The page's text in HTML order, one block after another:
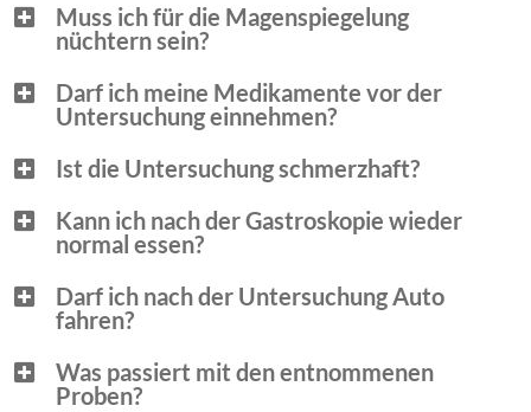
Muss ich für die Magenspiegelung
nüchtern sein?
Darf ich meine Medikamente vor der
Untersuchung einnehmen?
Ist die Untersuchung schmerzhaft?
Kann ich nach der Gastroskopie wieder
normal essen?
Darf ich nach der Untersuchung Auto
fahren?
Was passiert mit den entnommenen
Proben?